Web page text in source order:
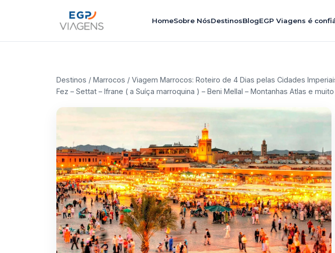
HomeSobre NósDestinosBlogEGP Viagens é
Destinos / Marrocos / Viagem Marrocos: Roteiro de 4 Dias pelas Cidades
Fez – Settat – Ifrane ( a Suíça marroquina ) – Beni Mellal – Montanhas Atlas e